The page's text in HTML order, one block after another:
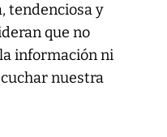
tendenciosa y
que no
información ni
nuestra